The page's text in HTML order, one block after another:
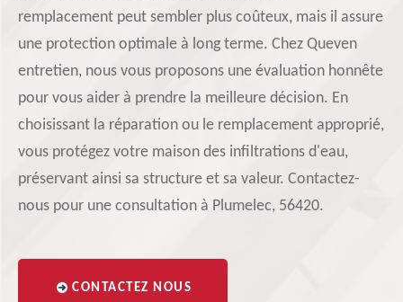
remplacement peut sembler plus coûteux, mais il assure
une protection optimale à long terme. Chez Queven
entretien, nous vous proposons une évaluation honnête
pour vous aider à prendre la meilleure décision. En
choisissant la réparation ou le remplacement approprié,
vous protégez votre maison des infiltrations d'eau,
préservant ainsi sa structure et sa valeur. Contactez-
nous pour une consultation à Plumelec, 56420.
CONTACTEZ NOUS